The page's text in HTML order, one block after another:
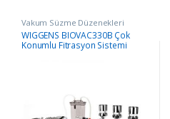
Vakum Süzme Düzenekleri
WIGGENS BIOVAC330B Çok
Konumlu Fitrasyon Sistemi